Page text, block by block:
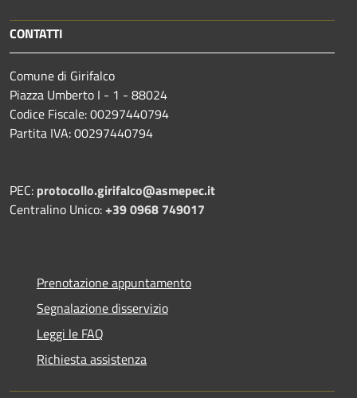
CONTATTI
Comune di Girifalco
Piazza Umberto I - 1 - 88024
Codice Fiscale: 00297440794
Partita IVA: 00297440794
PEC: protocollo.girifalco@asmepec.it
Centralino Unico:+39 0968 749017
Prenotazione appuntamento
Segnalazione disservizio
Leggi le FAQ
Richiesta assistenza